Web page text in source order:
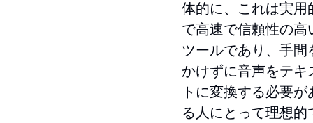
体的に、これは実用
で高速で信頼性の高
ツールであり、手間
かけずに音声をテキ
トに変換する必要が
る人にとって理想的